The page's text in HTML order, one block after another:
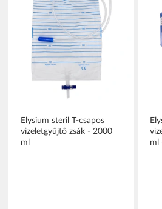
Elysium steril T-csapos
vizeletgyűjtő zsák - 2000
ml
ml